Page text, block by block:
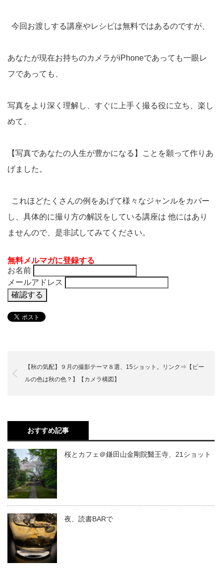
今回お渡しする講座やレシピは無料ではあるのですが、
あなたが現在お持ちのカメラがiPhoneであっても一眼レ
フであっても、
写真をより深く理解し、すぐに上手く撮る役に立ち、楽し
めて、
【写真であなたの人生が豊かになる】ことを願って作りあ
げました。
これほどたくさんの例をあげて様々なジャンルをカバー
し、具体的に撮り方の解説をしている講座は 他にはあり
ませんので、是非試してみてください。
無料メルマガに登録する
お名前
メールアドレス
【秋の気配】９月の撮影テーマ８選、15ショット。リンク⇒【ビー
ルの色は秋の色？】【カメラ構図】
おすすめ記事
桜とカフェ＠鎌田山金剛院醫王寺、21ショット
夜、読書BARで